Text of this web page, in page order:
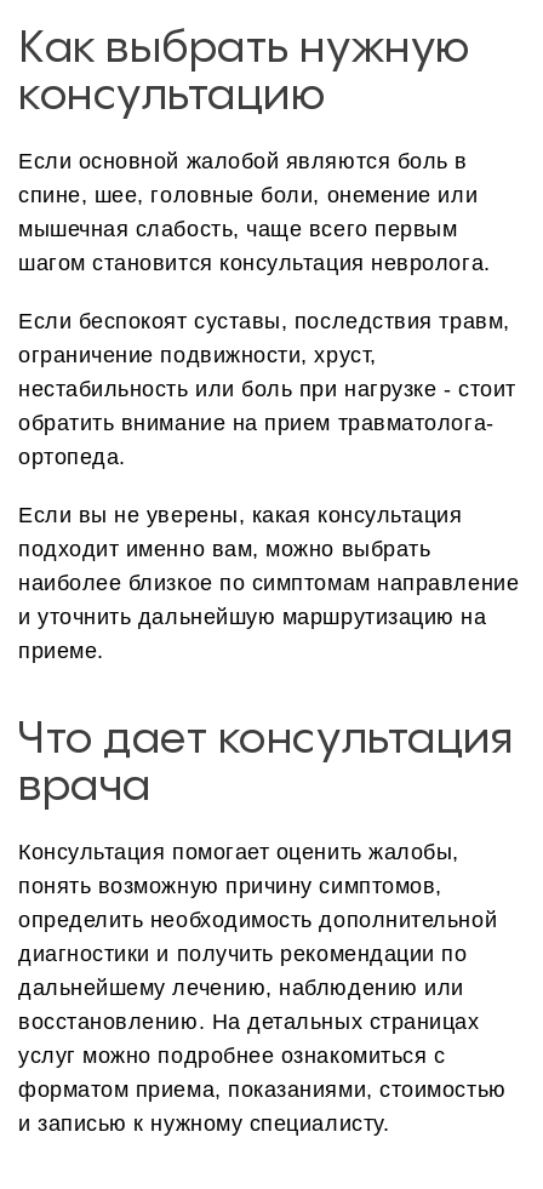
Как выбрать нужную
консультацию
Если основной жалобой являются боль в
спине, шее, головные боли, онемение или
мышечная слабость, чаще всего первым
шагом становится консультация невролога.
Если беспокоят суставы, последствия травм,
ограничение подвижности, хруст,
нестабильность или боль при нагрузке - стоит
обратить внимание на прием травматолога-
ортопеда.
Если вы не уверены, какая консультация
подходит именно вам, можно выбрать
наиболее близкое по симптомам направление
и уточнить дальнейшую маршрутизацию на
приеме.
Что дает консультация
врача
Консультация помогает оценить жалобы,
понять возможную причину симптомов,
определить необходимость дополнительной
диагностики и получить рекомендации по
дальнейшему лечению, наблюдению или
восстановлению. На детальных страницах
услуг можно подробнее ознакомиться с
форматом приема, показаниями, стоимостью
и записью к нужному специалисту.